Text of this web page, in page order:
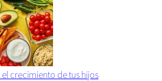
crecimiento de tus hijos